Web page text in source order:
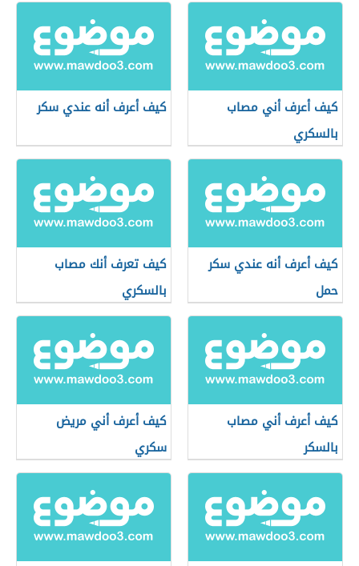
كيف أعرف أني مصاب
بالسكري
كيف أعرف أنه عندي سكر
كيف أعرف أنه عندي سكر
حمل
كيف تعرف أنك مصاب
بالسكري
كيف أعرف أني مصاب
بالسكر
كيف أعرف أني مريض
سكري